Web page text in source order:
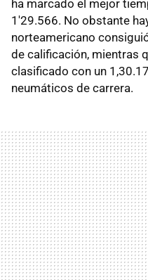
ha marcado el mejor
1'29.566. No obstante
norteamericano
de calificación, mientras
clasificado con un
neumáticos de carrera.